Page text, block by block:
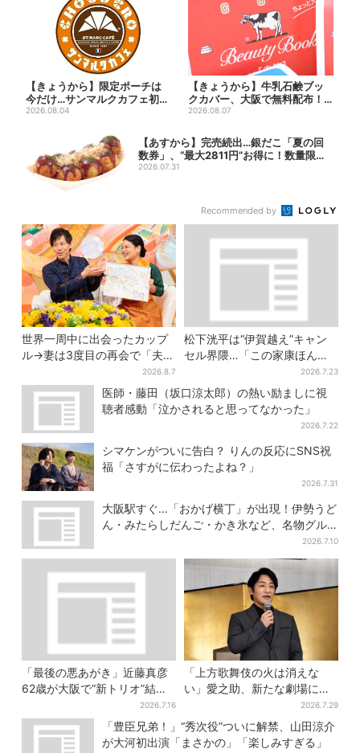
【きょうから】限定ポーチは
今だけ…サンマルクカフェ初の
「夏福袋」、実質無料でレア...
2026.08.04
【きょうから】牛乳石鹸ブッ
クカバー、大阪で無料配布！
先着1000名に「牛のカー...
2026.08.07
【あすから】完売続出…銀だこ「夏の回
数券」、“最大2811円”お得に！数量限定
で
2026.07.31
Recommended by
世界一周中に出会ったカップ
ル→妻は3度目の再会で「夫の
顔の良さを認識」ジョージア
の酒場で急接近
2026.8.7
松下洸平は“伊賀越え”キャン
セル界隈…「この家康ほんと
憎たらしいな」【豊臣兄弟】
2026.7.23
医師・藤田（坂口涼太郎）の熱い励ましに視
聴者感動「泣かされると思ってなかった」
2026.7.22
シマケンがついに告白？ りんの反応にSNS祝
福「さすがに伝わったよね？」
2026.7.31
大阪駅すぐ…「おかげ横丁」が出現！伊勢うど
ん・みたらしだんご・かき氷など、名物グル
2026.7.10
「最後の悪あがき」近藤真彦
62歳が大阪で“新トリオ”結
成？メッセ黒田との「街ブ
ラ」志願し天満橋、京橋へ
2026.7.16
「上方歌舞伎の火は消えな
い」愛之助、新たな劇場に期
待 “ルパン歌舞伎”は古典へ
の入口
2026.7.29
「豊臣兄弟！」“秀次役”ついに解禁、山田涼介
が大河初出演「まさかの」「楽しみすぎる」